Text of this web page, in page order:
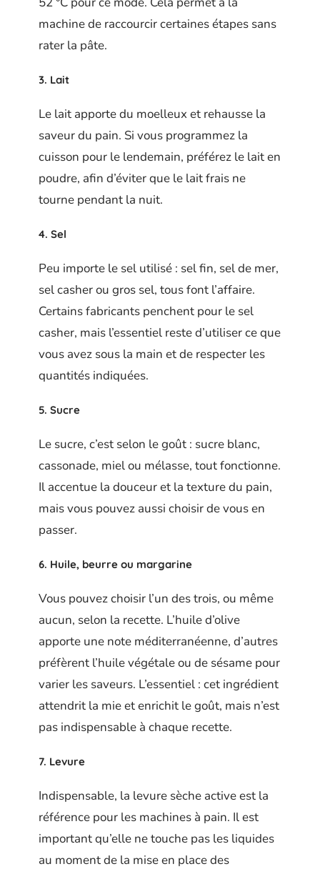
machine de raccourcir certaines étapes sans
rater la pâte.
3. Lait
Le lait apporte du moelleux et rehausse la
saveur du pain. Si vous programmez la
cuisson pour le lendemain, préférez le lait en
poudre, afin d’éviter que le lait frais ne
tourne pendant la nuit.
4. Sel
Peu importe le sel utilisé : sel fin, sel de mer,
sel casher ou gros sel, tous font l’affaire.
Certains fabricants penchent pour le sel
casher, mais l’essentiel reste d’utiliser ce que
vous avez sous la main et de respecter les
quantités indiquées.
5. Sucre
Le sucre, c’est selon le goût : sucre blanc,
cassonade, miel ou mélasse, tout fonctionne.
Il accentue la douceur et la texture du pain,
mais vous pouvez aussi choisir de vous en
passer.
6. Huile, beurre ou margarine
Vous pouvez choisir l’un des trois, ou même
aucun, selon la recette. L’huile d’olive
apporte une note méditerranéenne, d’autres
préfèrent l’huile végétale ou de sésame pour
varier les saveurs. L’essentiel : cet ingrédient
attendrit la mie et enrichit le goût, mais n’est
pas indispensable à chaque recette.
7. Levure
Indispensable, la levure sèche active est la
référence pour les machines à pain. Il est
important qu’elle ne touche pas les liquides
au moment de la mise en place des